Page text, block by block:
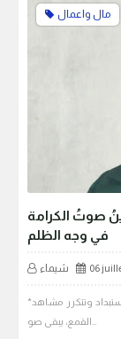
مال واعمال
صوتُ الكرامة
في وجه الظلم
شيماء 06
*الحقوقية انوار داود الخفاجي* في زمنٍ تتعدد فيه وجوه الاستبداد وتتكرر مشاهد